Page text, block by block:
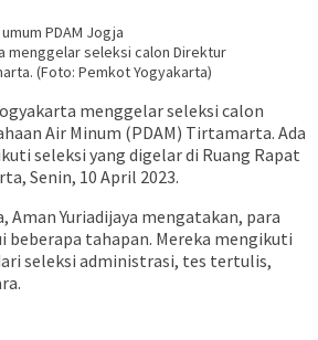
menggelar seleksi calon Direktur
(Foto: Pemkot Yogyakarta)
menggelar seleksi calon
Air Minum (PDAM) Tirtamarta. Ada
seleksi yang digelar di Ruang Rapat
Senin, 10 April 2023.
Aman Yuriadijaya mengatakan, para
beberapa tahapan. Mereka mengikuti
seleksi administrasi, tes tertulis,